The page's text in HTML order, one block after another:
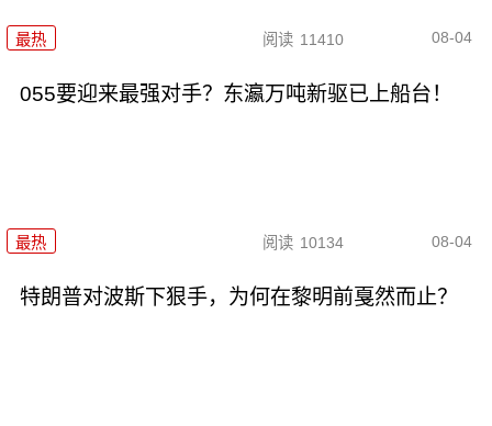
最热 阅读 11410 08-04
055要迎来最强对手？东瀛万吨新驱已上船台！
最热 阅读 10134 08-04
特朗普对波斯下狠手，为何在黎明前戛然而止？